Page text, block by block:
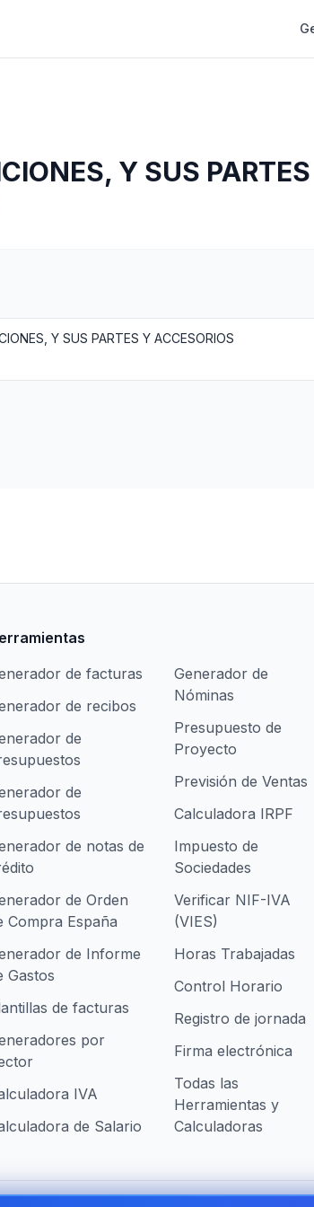
Y SUS
Y SUS PARTES Y ACCESORIOS
de facturas
de recibos
de
de
de notas de
de Orden
Compra España
de Informe
Gastos
de facturas
por
IVA
de Salario
Generador de
Nóminas
Presupuesto de
Proyecto
Previsión de Ventas
Calculadora IRPF
Impuesto de
Sociedades
Verificar NIF-IVA
(VIES)
Horas Trabajadas
Control Horario
Registro de jornada
Firma electrónica
Todas las
Herramientas y
Calculadoras